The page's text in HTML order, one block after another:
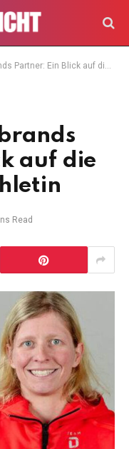
Ein Blick auf die Familie der Biathletin
auf die
Read